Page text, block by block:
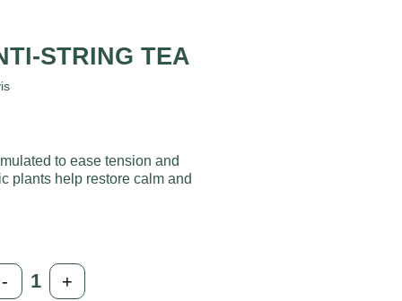
STRING TEA
to ease tension and
plants help restore calm and
- +